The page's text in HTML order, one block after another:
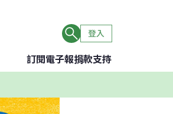
登入
訂閱電子報捐款支持